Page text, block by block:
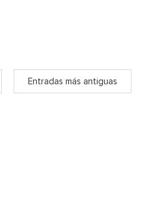
Entradas más antiguas